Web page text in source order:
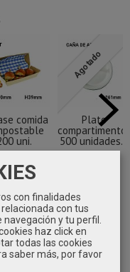
comida
uni.
€
Agotado
Plato
500 unidades...
con finalidades
con tus
y tu perfil.
haz click en
todas las cookies
saber más, por favor